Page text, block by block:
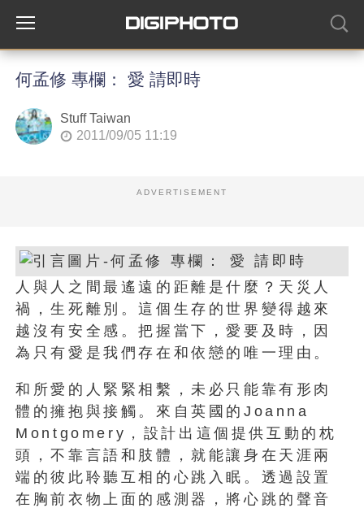
何孟修 專欄： 愛 請即時
Stuff Taiwan
2011/09/05 11:19
ADVERTISEMENT
人與人之間最遙遠的距離是什麼？天災人
禍，生死離別。這個生存的世界變得越來
越沒有安全感。把握當下，愛要及時，因
為只有愛是我們存在和依戀的唯一理由。
和所愛的人緊緊相繫，未必只能靠有形肉
體的擁抱與接觸。來自英國的Joanna
Montgomery，設計出這個提供互動的枕
頭，不靠言語和肢體，就能讓身在天涯兩
端的彼此聆聽互相的心跳入眠。透過設置
在胸前衣物上面的感測器，將心跳的聲音